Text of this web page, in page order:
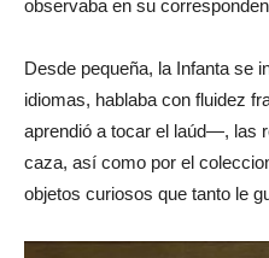
observaba en su
Desde pequeña, la Infanta se
idiomas, hablaba con fluidez
aprendió a tocar el laúd—, las
caza, así como por el
objetos curiosos que tanto le